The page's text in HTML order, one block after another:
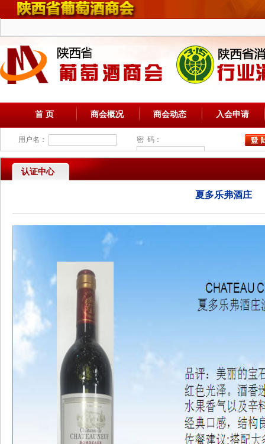
首 页 商会概况 商会动态 入会申请
用户名： 密 码：
认证中心
夏多乐弗酒庄